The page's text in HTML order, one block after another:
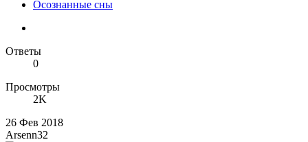
Осознанные сны
Ответы
0
Просмотры
2K
26 Фев 2018
Arsenn32